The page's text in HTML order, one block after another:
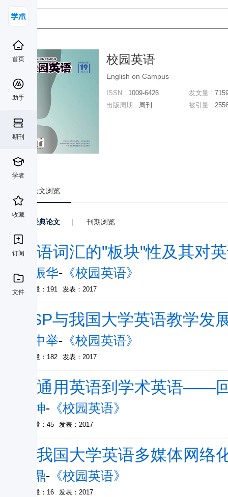
首页
助手
期刊
学者
收藏
订阅
文件
校园英语
English on Campus
ISSN : 1009-6426
出版周期 : 周刊
发文量 :
被引量 :
论文浏览
经典论文 | 刊期浏览
英语词汇的"板块"性及其对
刘振华- 《校园英语》
被引量：191 发表：2017
ESP与我国大学英语教学发
鲍中举- 《校园英语》
被引量：182 发表：2017
从通用英语到学术英语——
刘坤- 《校园英语》
被引量：45 发表：2017
对我国大学英语多媒体网络
丁鼎- 《校园英语》
被引量：16 发表：2017